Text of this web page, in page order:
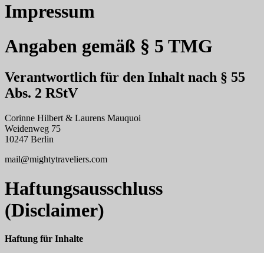
Impressum
Angaben gemäß § 5 TMG
Verantwortlich für den Inhalt nach § 55
Abs. 2 RStV
Corinne Hilbert & Laurens Mauquoi
Weidenweg 75
10247 Berlin
mail@mightytraveliers.com
Haftungsausschluss
(Disclaimer)
Haftung für Inhalte